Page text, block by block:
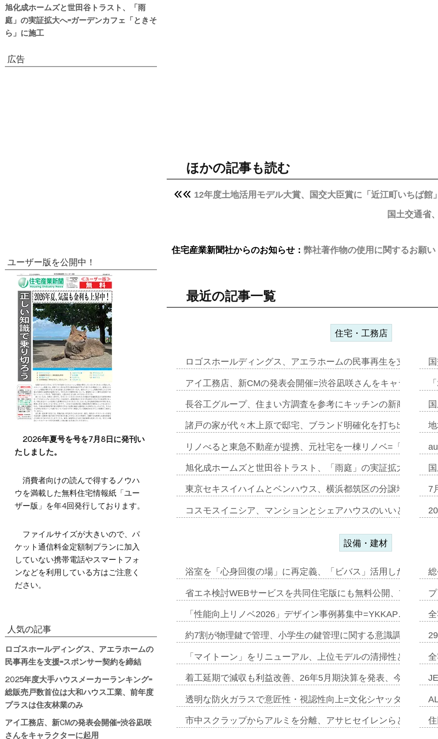
ほかの記事も読む
12年度土地活用モデル大賞、国交大臣賞に「近江町いちば館
国土交通省
住宅産業新聞社からのお知らせ： 弊社著作物の使用に関するお願い
最近の記事一覧
住宅・工務店
ロゴスホールディングス、アエラホームの民事再生を支援=ス
アイ工務店、新CMの発表会開催=渋谷凪咲さんをキャラクタ
長谷工グループ、住まい方調査を参考にキッチンの新商品=「
諸戸の家が代々木上原で邸宅、ブランド明確化を打ち出す=年
リノべると東急不動産が提携、元社宅を一棟リノベ=「職住遊
旭化成ホームズと世田谷トラスト、「雨庭」の実証拡大へ=ガ
東京セキスイハイムとベンハウス、横浜都筑区の分譲地開発で
コスモスイニシア、マンションとシェアハウスのいいとこどり
7
設備・建材
浴室を「心身回復の場」に再定義、「ビバス」活用した新入浴
省エネ検討WEBサービスを共同住宅版にも無料公開、YKKAP
「性能向上リノベ2026」デザイン事例募集中=YKKAP…
約7割が物理鍵で管理、小学生の鍵管理に関する意識調査
「マイトーン」をリニューアル、上位モデルの清掃性と安全
着工延期で減収も利益改善、26年5月期決算を発表、今期は増
透明な防火ガラスで意匠性・視認性向上=文化シヤッター…
市中スクラップからアルミを分離、アサヒセイレンらと協働開
旭化成ホームズと世田谷トラスト、「雨
庭」の実証拡大へ=ガーデンカフェ「ときそ
ら」に施工
広告
ユーザー版を公開中！
2026年夏号を号を7月8日に発刊い
たしました。
消費者向けの読んで得するノウハ
ウを満載した無料住宅情報紙「ユー
ザー版」を年4回発行しております。
ファイルサイズが大きいので、パ
ケット通信料金定額制プランに加入
していない携帯電話やスマートフォ
ンなどを利用している方はご注意く
ださい。
人気の記事
ロゴスホールディングス、アエラホームの
民事再生を支援=スポンサー契約を締結
2025年度大手ハウスメーカーランキング=
総販売戸数首位は大和ハウス工業、前年度
プラスは住友林業のみ
アイ工務店、新CMの発表会開催=渋谷凪咲
さんをキャラクターに起用